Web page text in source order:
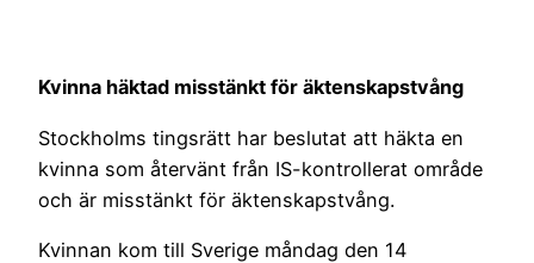
Kvinna häktad misstänkt för äktenskapstvång
Stockholms tingsrätt har beslutat att häkta en
kvinna som återvänt från IS-kontrollerat område
och är misstänkt för äktenskapstvång.
Kvinnan kom till Sverige måndag den 14